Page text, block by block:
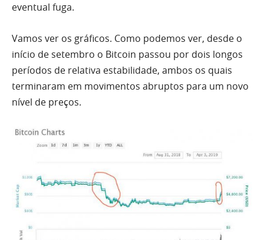
eventual fuga.
Vamos ver os gráficos. Como podemos ver, desde o
início de setembro o Bitcoin passou por dois longos
períodos de relativa estabilidade, ambos os quais
terminaram em movimentos abruptos para um novo
nível de preços.